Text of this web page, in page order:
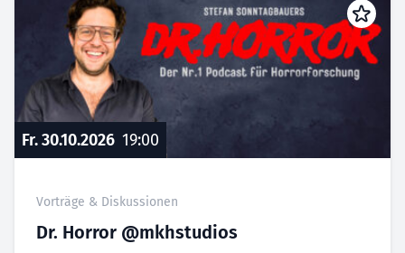
Fr. 30.10.2026 19:00
Vorträge & Diskussionen
Dr. Horror @mkhstudios